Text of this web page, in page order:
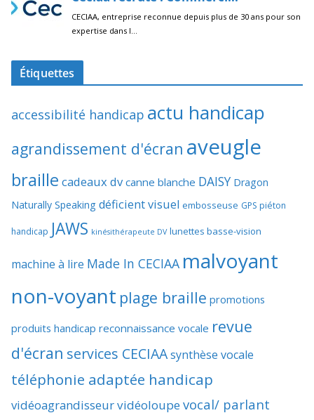
Étiquettes
accessibilité handicap actu handicap
agrandissement d'écran aveugle
braille cadeaux dv canne blanche DAISY Dragon
Naturally Speaking déficient visuel embosseuse GPS piéton
handicap JAWS kinésithérapeute DV lunettes basse-vision
machine à lire Made In CECIAA malvoyant
non-voyant plage braille promotions
produits handicap reconnaissance vocale revue
d'écran services CECIAAsynthèse vocale
téléphonie adaptée handicap
vidéoagrandisseurvidéoloupevocal/ parlant